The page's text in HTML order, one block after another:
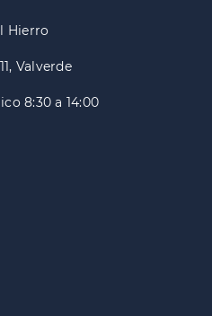
Hierro
Valverde
8:30 a 14:00